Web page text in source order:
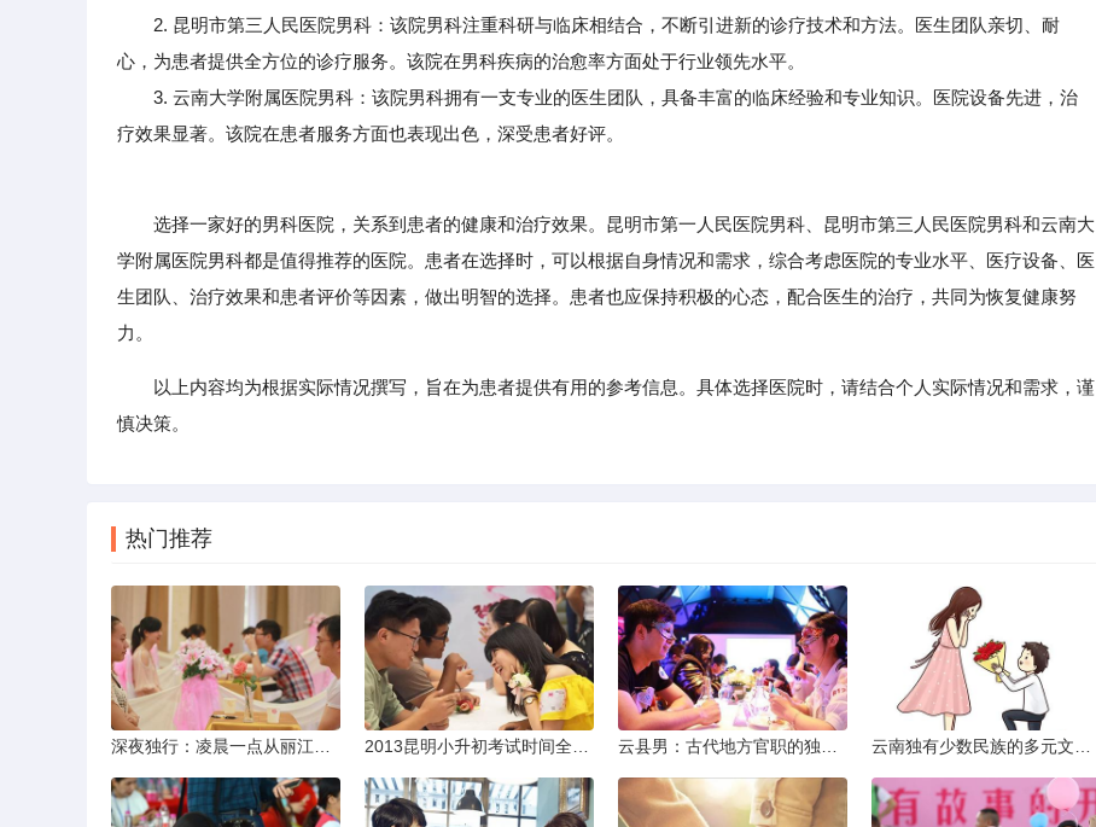
2. 昆明市第三人民医院男科：该院男科注重科研与临床相结合，不断引进新的诊疗技术和方法。医生团队亲切、耐
心，为患者提供全方位的诊疗服务。该院在男科疾病的治愈率方面处于行业领先水平。
3. 云南大学附属医院男科：该院男科拥有一支专业的医生团队，具备丰富的临床经验和专业知识。医院设备先进，治
疗效果显著。该院在患者服务方面也表现出色，深受患者好评。
选择一家好的男科医院，关系到患者的健康和治疗效果。昆明市第一人民医院男科、昆明市第三人民医院男科和云南大
学附属医院男科都是值得推荐的医院。患者在选择时，可以根据自身情况和需求，综合考虑医院的专业水平、医疗设备、医
生团队、治疗效果和患者评价等因素，做出明智的选择。患者也应保持积极的心态，配合医生的治疗，共同为恢复健康努
力。
以上内容均为根据实际情况撰写，旨在为患者提供有用的参考信息。具体选择医院时，请结合个人实际情况和需求，谨
慎决策。
热门推荐